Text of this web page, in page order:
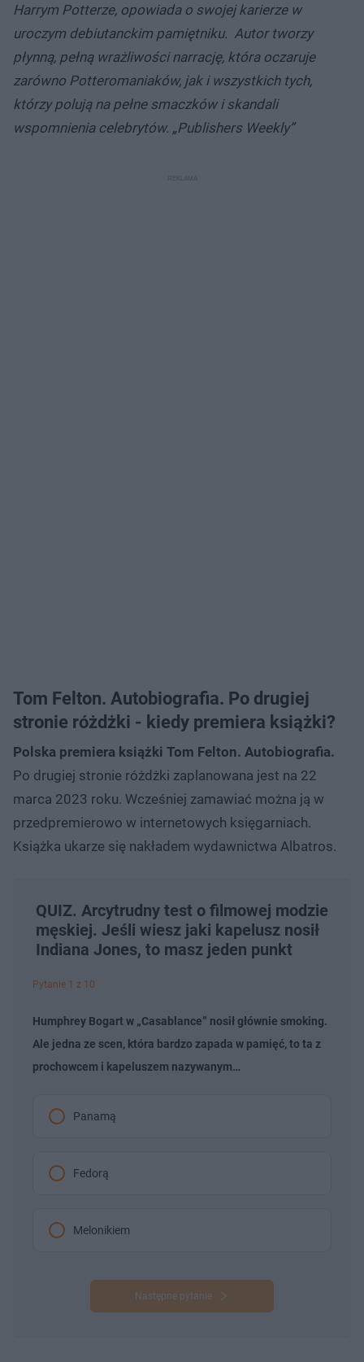
Harrym Potterze, opowiada o swojej karierze w
uroczym debiutanckim pamiętniku. Autor tworzy
płynną, pełną wrażliwości narrację, która oczaruje
zarówno Potteromaniaków, jak i wszystkich tych,
którzy polują na pełne smaczków i skandali
wspomnienia celebrytów. „Publishers Weekly”
Tom Felton. Autobiografia. Po drugiej
stronie różdżki - kiedy premiera książki?
Polska premiera książki Tom Felton. Autobiografia.
Po drugiej stronie różdżki zaplanowana jest na 22
marca 2023 roku. Wcześniej zamawiać można ją w
przedpremierowo w internetowych księgarniach.
Książka ukarze się nakładem wydawnictwa Albatros.
QUIZ. Arcytrudny test o filmowej modzie
męskiej. Jeśli wiesz jaki kapelusz nosił
Indiana Jones, to masz jeden punkt
Pytanie 1 z 10
Humphrey Bogart w „Casablance” nosił głównie smoking.
Ale jedna ze scen, która bardzo zapada w pamięć, to ta z
prochowcem i kapeluszem nazywanym…
Panamą
Fedorą
Melonikiem
Następne pytanie